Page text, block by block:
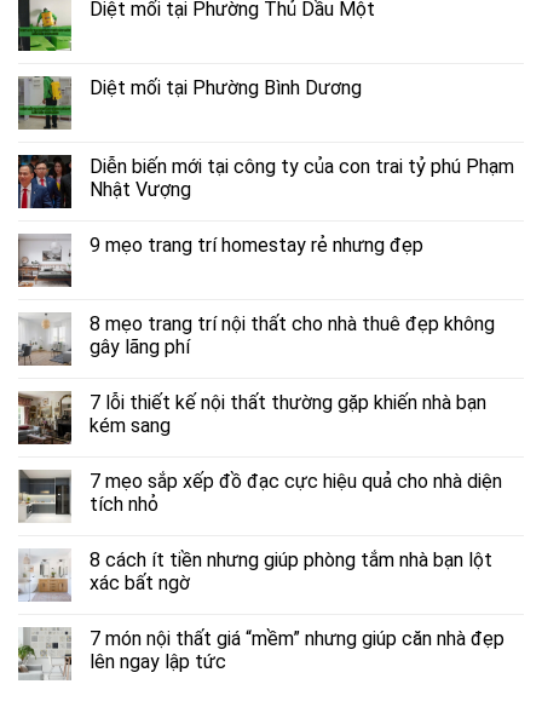
Diệt mối tại Phường Thủ Dầu Một
Diệt mối tại Phường Bình Dương
Diễn biến mới tại công ty của con trai tỷ phú Phạm
Nhật Vượng
9 mẹo trang trí homestay rẻ nhưng đẹp
8 mẹo trang trí nội thất cho nhà thuê đẹp không
gây lãng phí
7 lỗi thiết kế nội thất thường gặp khiến nhà bạn
kém sang
7 mẹo sắp xếp đồ đạc cực hiệu quả cho nhà diện
tích nhỏ
8 cách ít tiền nhưng giúp phòng tắm nhà bạn lột
xác bất ngờ
7 món nội thất giá “mềm” nhưng giúp căn nhà đẹp
lên ngay lập tức